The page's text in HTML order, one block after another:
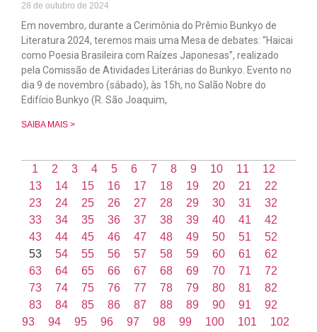
28 de outubro de 2024
Em novembro, durante a Cerimônia do Prêmio Bunkyo de
Literatura 2024, teremos mais uma Mesa de debates: “Haicai
como Poesia Brasileira com Raízes Japonesas”, realizado
pela Comissão de Atividades Literárias do Bunkyo. Evento no
dia 9 de novembro (sábado), às 15h, no Salão Nobre do
Edifício Bunkyo (R. São Joaquim,
SAIBA MAIS >
1 2 3 4 5 6 7 8 9 10 11
12
13
14 15 16 17 18 19 20 21
22
23
24 25 26 27 28 29 30 31
32
33
34 35 36 37 38 39 40 41
42
43
44 45 46 47 48 49 50 51
52
53
54 55 56 57 58 59 60 61
62
63
64 65 66 67 68 69 70 71
72
73
74 75 76 77 78 79 80 81
82
83
84 85 86 87 88 89 90 91
92
93
94 95 96 97 98 99 100 101
102